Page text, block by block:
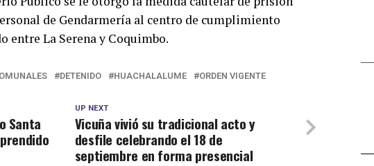
de Gendarmería al centro de cumplimiento
entre La Serena y Coquimbo.
DETENIDO HUACHALALUME ORDEN VIGENTE
UP NEXT
Vicuña vivió su tradicional acto y
desfile celebrando el 18 de
septiembre en forma presencial
Santa